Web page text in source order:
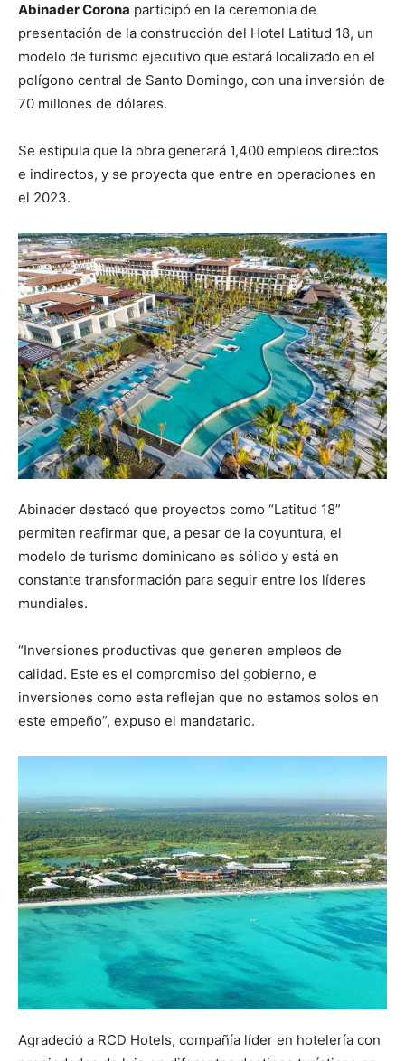
Abinader Corona participó en la ceremonia de
presentación de la construcción del Hotel Latitud 18, un
modelo de turismo ejecutivo que estará localizado en el
polígono central de Santo Domingo, con una inversión de
70 millones de dólares.
Se estipula que la obra generará 1,400 empleos directos
e indirectos, y se proyecta que entre en operaciones en
el 2023.
Abinader destacó que proyectos como “Latitud 18”
permiten reafirmar que, a pesar de la coyuntura, el
modelo de turismo dominicano es sólido y está en
constante transformación para seguir entre los líderes
mundiales.
“Inversiones productivas que generen empleos de
calidad. Este es el compromiso del gobierno, e
inversiones como esta reflejan que no estamos solos en
este empeño”, expuso el mandatario.
Agradeció a RCD Hotels, compañía líder en hotelería con